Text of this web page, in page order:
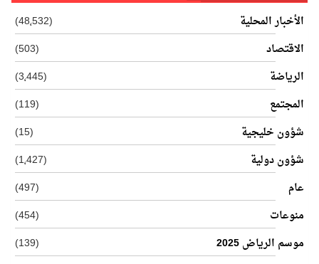
الأخبار المحلية
(48٬532)
الاقتصاد
(503)
الرياضة
(3٬445)
المجتمع
(119)
شؤون خليجية
(15)
شؤون دولية
(1٬427)
عام
(497)
منوعات
(454)
موسم الرياض 2025
(139)